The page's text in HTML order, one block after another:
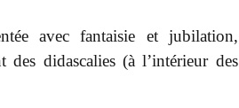
avec fantaisie et jubilation,
des didascalies (à l’intérieur des